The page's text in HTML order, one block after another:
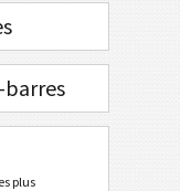
Stacked
GS1-DataBar Stacked Composite
barres
plus